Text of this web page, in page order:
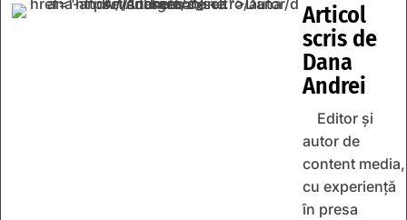
Articol
scris de
Dana
Andrei
Editor și
autor de
content media,
cu experiență
în presa